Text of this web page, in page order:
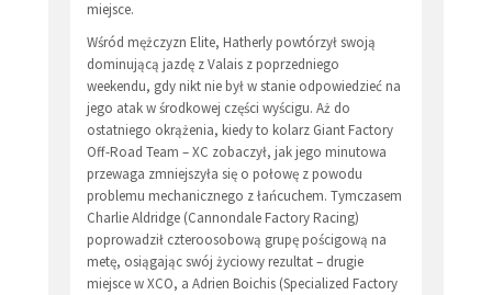
miejsce.
Wśród mężczyzn Elite, Hatherly powtórzył swoją
dominującą jazdę z Valais z poprzedniego
weekendu, gdy nikt nie był w stanie odpowiedzieć na
jego atak w środkowej części wyścigu. Aż do
ostatniego okrążenia, kiedy to kolarz Giant Factory
Off-Road Team – XC zobaczył, jak jego minutowa
przewaga zmniejszyła się o połowę z powodu
problemu mechanicznego z łańcuchem. Tymczasem
Charlie Aldridge (Cannondale Factory Racing)
poprowadził czteroosobową grupę pościgową na
metę, osiągając swój życiowy rezultat – drugie
miejsce w XCO, a Adrien Boichis (Specialized Factory